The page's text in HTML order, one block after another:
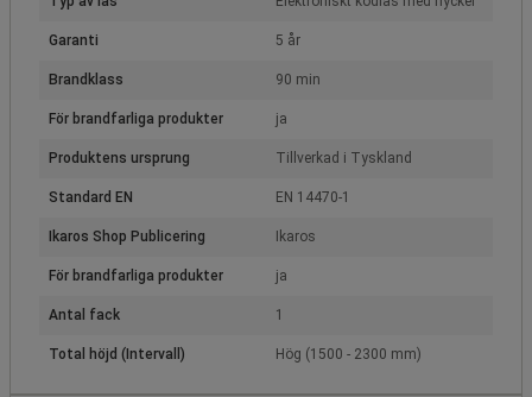
Garanti 5 år
Brandklass 90 min
För brandfarliga produkter ja
Produktens ursprung Tillverkad i Tyskland
Standard EN EN 14470-1
Ikaros Shop Publicering Ikaros
För brandfarliga produkter ja
Antal fack 1
Total höjd (Intervall) Hög (1500 - 2300 mm)